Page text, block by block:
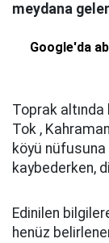
meydana
Google'da
Toprak
Tok ,
köyü nüfusuna
kaybederken,
Edinilen
henüz